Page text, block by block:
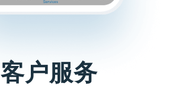
客户服务